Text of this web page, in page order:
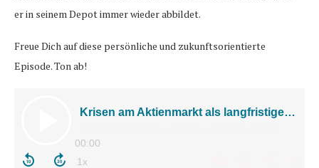
er in seinem Depot immer wieder abbildet.
Freue Dich auf diese persönliche und zukunftsorientierte
Episode. Ton ab!